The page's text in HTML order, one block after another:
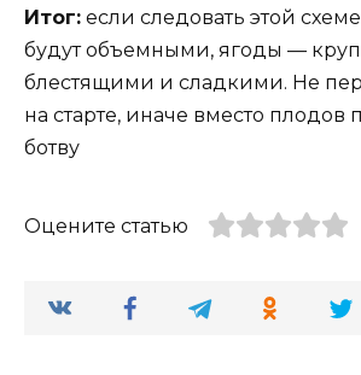
Итог: если следовать этой
будут объемными, ягоды —
блестящими и сладкими. Не
на старте, иначе вместо плодов
ботву
Оцените статью